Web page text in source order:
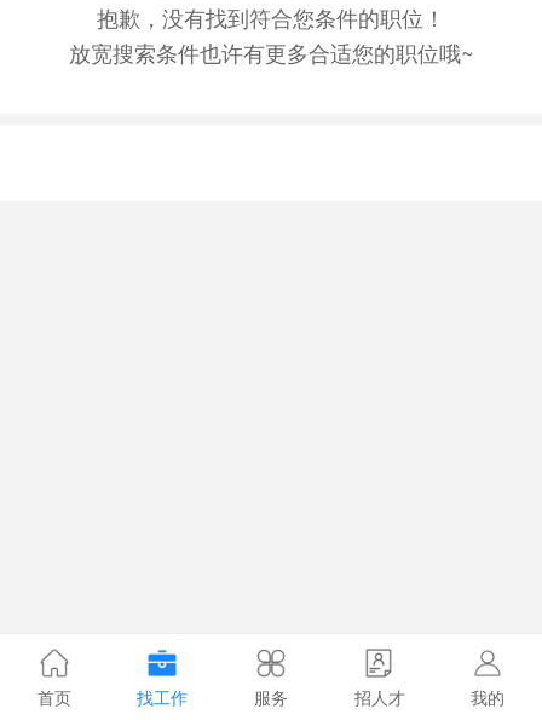
抱歉，没有找到符合您条件的职位！
放宽搜索条件也许有更多合适您的职位哦~
首页 找工作 服务 招人才 我的